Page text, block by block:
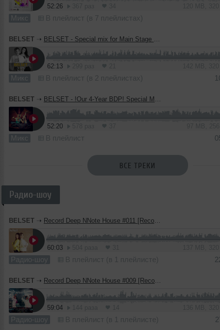
52:26
Микс В плейлист (в 7 плейлистах)
BELSET ➝ BELSET - Special mix for Main Stage (13.11.20)
62:13
Микс В плейлист (в 2 плейлистах)
BELSET ➝ BELSET - !Our 4-Year BDP! Special Mix for The Top Club.(07.04.19)
52:20
Микс В плейлист
ВСЕ ТРЕКИ
Радио-шоу
BELSET ➝ Record Deep NNote House #011 [Record Deep]
60:03
Радио-шоу В плейлист (в 1 плейлисте)
BELSET ➝ Record Deep NNote House #009 [Record Deep]
59:04
Радио-шоу В плейлист (в 1 плейлисте)